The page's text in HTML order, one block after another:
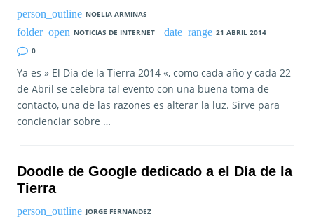
NOELIA ARMINAS
NOTICIAS DE INTERNET
21 ABRIL 2014
0
Ya es » El Día de la Tierra 2014 «, como cada año y cada 22
de Abril se celebra tal evento con una buena toma de
contacto, una de las razones es alterar la luz. Sirve para
concienciar sobre …
Doodle de Google dedicado a el Día de la
Tierra
JORGE FERNANDEZ